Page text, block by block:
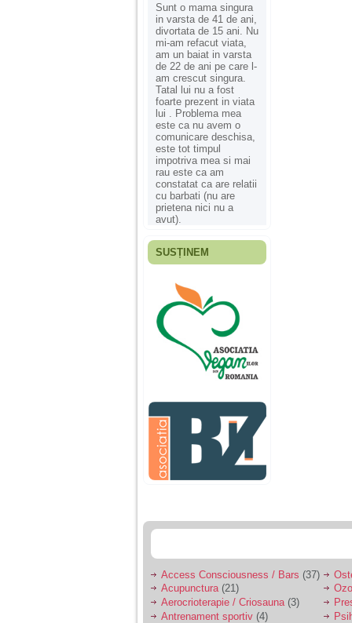
Sunt o mama singura
in varsta de 41 de ani,
divortata de 15 ani. Nu
mi-am refacut viata,
am un baiat in varsta
de 22 de ani pe care l-
am crescut singura.
Tatal lui nu a fost
foarte prezent in viata
lui . Problema mea
este ca nu avem o
comunicare deschisa,
este tot timpul
impotriva mea si mai
rau este ca am
constatat ca are relatii
cu barbati (nu are
prietena nici nu a
avut).
Fiica mea s-a nascut
ani, privind in urma
realizez cat de multe
greseli am facut in
educatia si cresterea
ei, am fost o mama
egoista, preocupata
de implinirea
profesionala, cand ea
era mica am neglijat-
agresiva, orice
greseala era taxata cu
o palma sau pedepse.
De 4 ani am o relatie
serioasa cu un barbat
sa se manifeste o
Ma aflu aici pentru ca
vreau sa stiu daca am
nevoie de un psiholog
SUSȚINEM
Access Consciousness / Bars (37)
Acupunctura(21)
Aerocrioterapie / Criosauna (3)
Antrenament sportiv (4)